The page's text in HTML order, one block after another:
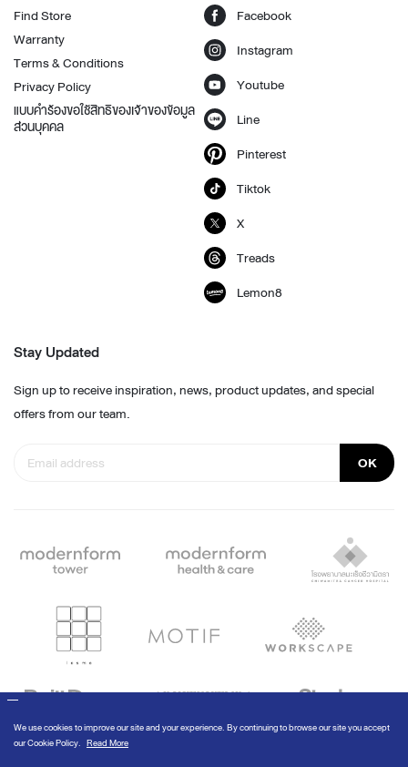
Find Store
Warranty
Terms & Conditions
Privacy Policy
แบบคำร้องขอใช้สิทธิของเจ้าของข้อมูล
ส่วนบุคคล
Facebook
Instagram
Youtube
Line
Pinterest
Tiktok
X
Treads
Lemon8
Stay Updated
Sign up to receive inspiration, news, product updates, and special
offers from our team.
OK